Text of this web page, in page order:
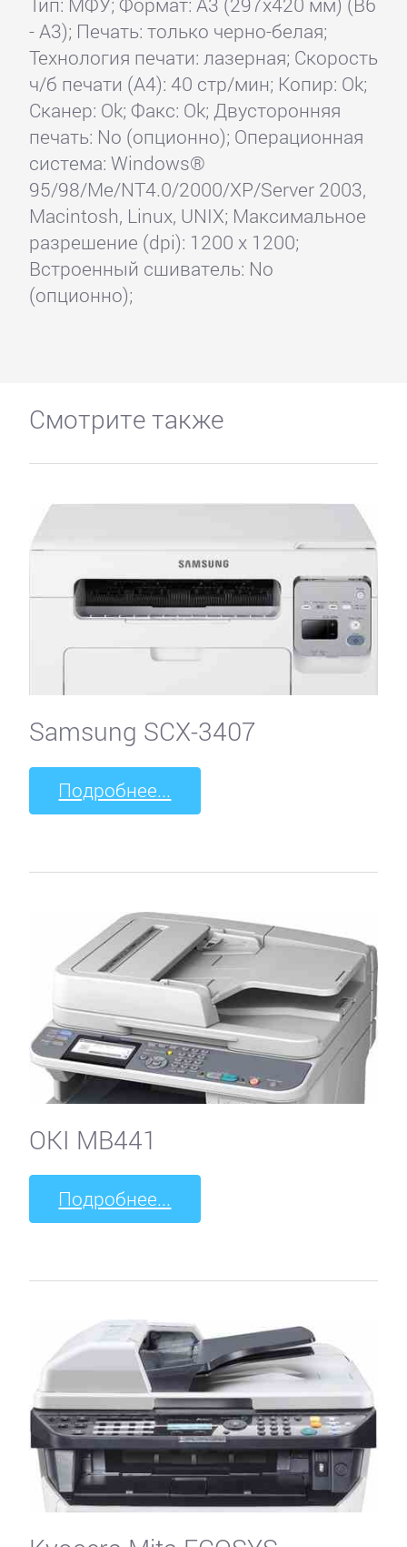
- A3); Печать: только черно-белая;
Технология печати: лазерная; Скорость
ч/б печати (А4): 40 стр/мин; Копир: Ok;
Сканер: Ok; Факс: Ok; Двусторонняя
печать: No (опционно); Операционная
система: Windows®
95/98/Me/NT4.0/2000/XP/Server 2003,
Macintosh, Linux, UNIX; Максимальное
разрешение (dpi): 1200 x 1200;
Встроенный сшиватель: No
(опционно);
Смотрите также
Samsung SCX-3407
Подробнее...
OKI MB441
Подробнее...